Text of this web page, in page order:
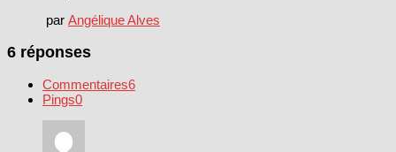
par Angélique Alves
6 réponses
Commentaires6
Pings0